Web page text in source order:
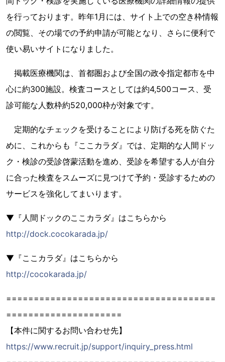
を行っております。昨年1月には、サイト上での空き枠情報
の閲覧、その場での予約申請が可能となり、さらに便利で
使い易いサイトになりました。
掲載医療機関は、首都圏および全国の政令指定都市を中
心に約300施設。検査コースとしては約4,500コース、受
診可能な人数枠約520,000枠が対象です。
定期的なチェックを受けることにより防げる死を防ぐた
めに、これからも『ここカラダ』では、定期的な人間ドッ
ク・検診の受診啓蒙活動を進め、受診を希望する人が自分
に合った検査をスムーズに見つけて予約・受診するための
サービスを強化してまいります。
▼『人間ドックのここカラダ』はこちらから
http://dock.cocokarada.jp/
▼『ここカラダ』はこちらから
http://cocokarada.jp/
======================================
=====================
【本件に関するお問い合わせ先】
https://www.recruit.jp/support/inquiry_press.html